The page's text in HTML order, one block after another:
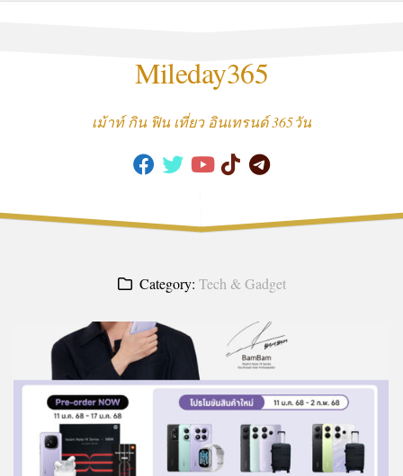
Mileday365
เม้าท์ กิน ฟิน เที่ยว อินเทรนด์ 365วัน
Category: Tech & Gadget